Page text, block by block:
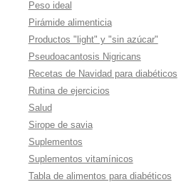
Peso ideal
Pirámide alimenticia
Productos "light" y "sin azúcar"
Pseudoacantosis Nigricans
Recetas de Navidad para diabéticos
Rutina de ejercicios
Salud
Sirope de savia
Suplementos
Suplementos vitamí­nicos
Tabla de alimentos para diabéticos